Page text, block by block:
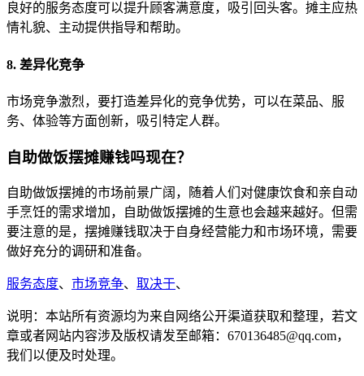
良好的服务态度可以提升顾客满意度，吸引回头客。摊主应热
情礼貌、主动提供指导和帮助。
8. 差异化竞争
市场竞争激烈，要打造差异化的竞争优势，可以在菜品、服
务、体验等方面创新，吸引特定人群。
自助做饭摆摊赚钱吗现在？
自助做饭摆摊的市场前景广阔，随着人们对健康饮食和亲自动
手烹饪的需求增加，自助做饭摆摊的生意也会越来越好。但需
要注意的是，摆摊赚钱取决于自身经营能力和市场环境，需要
做好充分的调研和准备。
服务态度、 市场竞争、 取决于、
说明：本站所有资源均为来自网络公开渠道获取和整理，若文
章或者网站内容涉及版权请发至邮箱：670136485@qq.com，
我们以便及时处理。